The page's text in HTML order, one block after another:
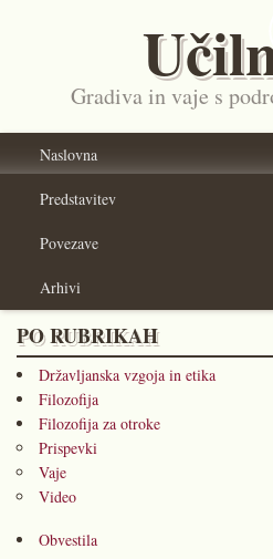
Gradiva in vaje s
Naslovna
Predstavitev
Povezave
Arhivi
PO RUBRIKAH
Državljanska vzgoja in etika
Filozofija
Filozofija za otroke
Prispevki
Vaje
Video
Obvestila